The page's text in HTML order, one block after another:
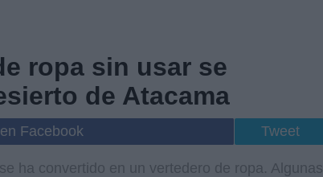
ropa sin usar se
de Atacama
Facebook Tweet
ha convertido en un vertedero de ropa. Algunas